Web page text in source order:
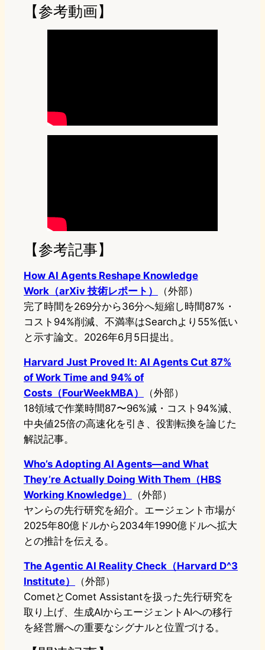
【参考動画】
【参考記事】
How AI Agents Reshape Knowledge
Work（arXiv 技術レポート）
（外部）
完了時間を269分から36分へ短縮し時間87%・
コスト94%削減、不満率はSearchより55%低い
と示す論文。2026年6月5日提出。
Harvard Just Proved It: AI Agents Cut 87%
of Work Time and 94% of
Costs（FourWeekMBA）
（外部）
18領域で作業時間87〜96%減・コスト94%減、
中央値25倍の高速化を引き、役割転換を論じた
解説記事。
Who’s Adopting AI Agents—and What
They’re Actually Doing With Them（HBS
Working Knowledge）
（外部）
ヤンらの先行研究を紹介。エージェント市場が
2025年80億ドルから2034年1990億ドルへ拡大
との推計を伝える。
The Agentic AI Reality Check（Harvard D^3
Institute）
（外部）
CometとComet Assistantを扱った先行研究を
取り上げ、生成AIからエージェントAIへの移行
を経営層への重要なシグナルと位置づける。